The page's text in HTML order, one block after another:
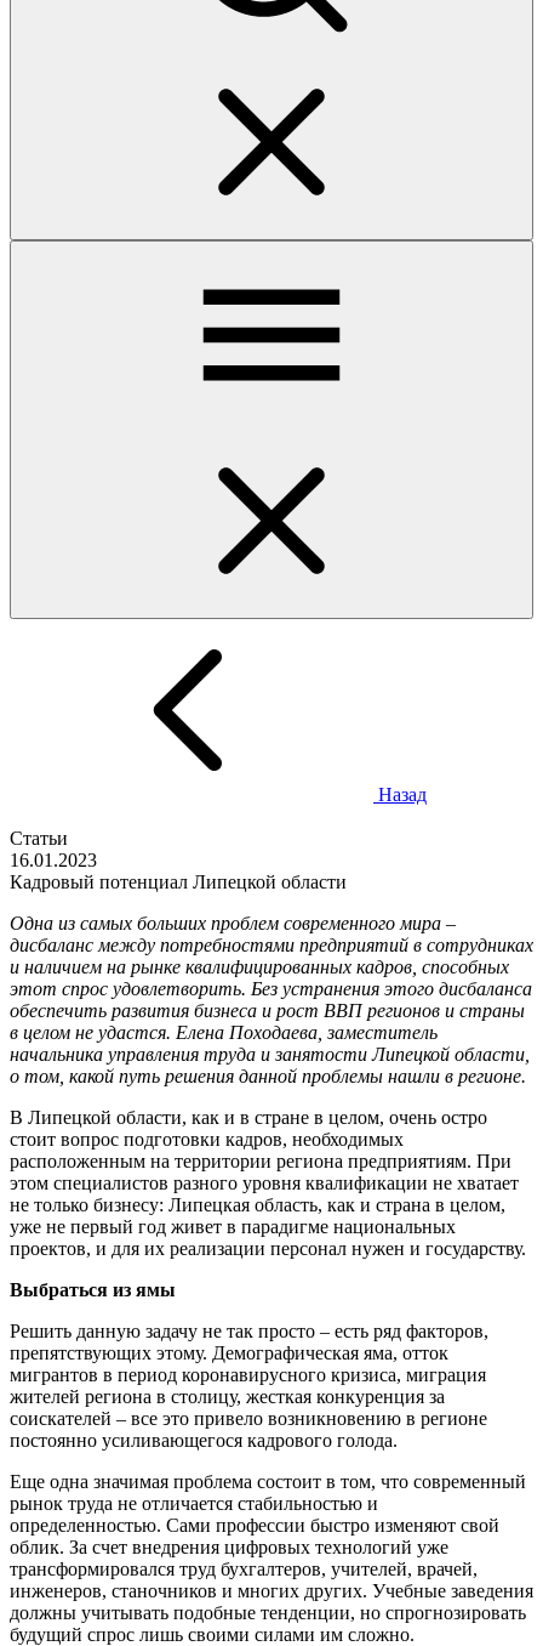
Назад
Статьи
16.01.2023
Кадровый потенциал Липецкой области
Одна из самых больших проблем современного мира –
дисбаланс между потребностями предприятий в сотрудниках
и наличием на рынке квалифицированных кадров, способных
этот спрос удовлетворить. Без устранения этого дисбаланса
обеспечить развития бизнеса и рост ВВП регионов и страны
в целом не удастся. Елена Походаева, заместитель
начальника управления труда и занятости Липецкой области,
о том, какой путь решения данной проблемы нашли в регионе.
В Липецкой области, как и в стране в целом, очень остро
стоит вопрос подготовки кадров, необходимых
расположенным на территории региона предприятиям. При
этом специалистов разного уровня квалификации не хватает
не только бизнесу: Липецкая область, как и страна в целом,
уже не первый год живет в парадигме национальных
проектов, и для их реализации персонал нужен и государству.
Выбраться из ямы
Решить данную задачу не так просто – есть ряд факторов,
препятствующих этому. Демографическая яма, отток
мигрантов в период коронавирусного кризиса, миграция
жителей региона в столицу, жесткая конкуренция за
соискателей – все это привело возникновению в регионе
постоянно усиливающегося кадрового голода.
Еще одна значимая проблема состоит в том, что современный
рынок труда не отличается стабильностью и
определенностью. Сами профессии быстро изменяют свой
облик. За счет внедрения цифровых технологий уже
трансформировался труд бухгалтеров, учителей, врачей,
инженеров, станочников и многих других. Учебные заведения
должны учитывать подобные тенденции, но спрогнозировать
будущий спрос лишь своими силами им сложно.